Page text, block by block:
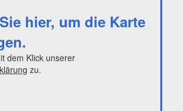
hier, um die Karte
dem Klick unserer
zu.